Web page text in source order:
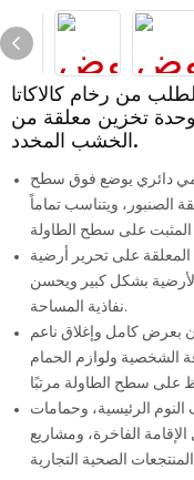
من رخام كالاكاتا
وحدة تخزين معلقة من
الخشب المخدد.
دائري يوضع فوق سطح
الصنبور، ويتناسب تماماً
المعلقة على تحرير أرضية
بشكل كبير ويحسن
نفاذية المساحة.
بعرض كامل وإغلاق ناعم
الشخصية ولوازم الحمام
الرئيسية، وحمامات
الإقامة الفاخرة، ومشاريع